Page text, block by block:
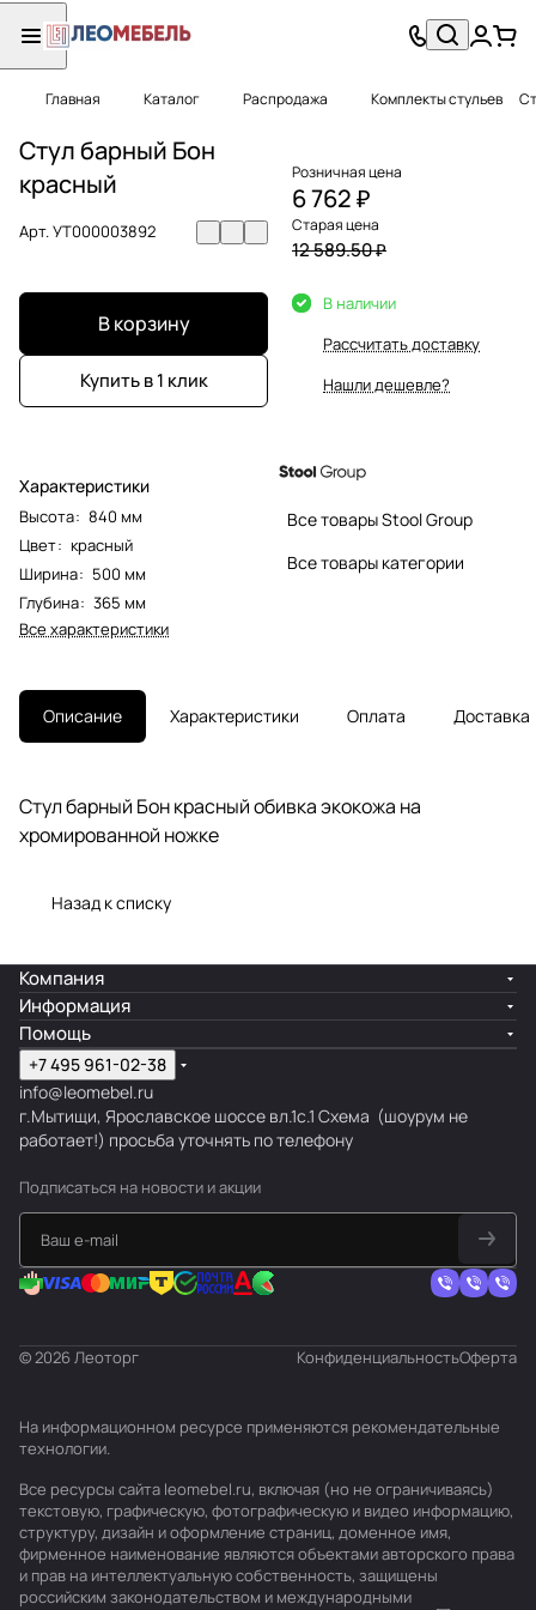
Главная Каталог Распродажа Комплекты стульев
Стул барный Бон
красный
Арт.УТ000003892
В корзину
Купить в 1 клик
Характеристики
Высота: 840 мм
Цвет: красный
Ширина: 500 мм
Глубина: 365 мм
Все характеристики
Розничная цена
6 762 ₽
Старая цена
12 589.50 ₽
В наличии
Рассчитать доставку
Нашли дешевле?
Все товары Stool Group
Все товары категории
Описание Характеристики Оплата Доставка
Стул барный Бон красный обивка экокожа на
хромированной ножке
Назад к списку
Компания
Информация
Помощь
+7 495 961-02-38
info@leomebel.ru
г.Мытищи, Ярославское шоссе вл.1с.1 Схема (шоурум не
работает!) просьба уточнять по телефону
Подписаться на новости и акции
© 2026 Леоторг КонфиденциальностьОферта
На информационном ресурсе применяются рекомендательные
технологии.
Все ресурсы сайта leomebel.ru, включая (но не ограничиваясь)
текстовую, графическую, фотографическую и видео информацию,
структуру, дизайн и оформление страниц, доменное имя,
фирменное наименование являются объектами авторского права
и прав на интеллектуальную собственность, защищены
российским законодательством и международными